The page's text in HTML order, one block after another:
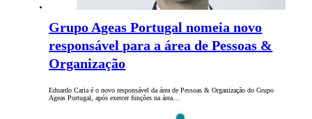
Grupo Ageas Portugal nomeia novo
responsável para a área de Pessoas &
Organização
Eduardo Caria é o novo responsável da área de Pessoas & Organização do Grupo
Ageas Portugal, após exercer funções na área…